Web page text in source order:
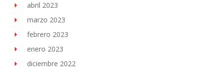
abril 2023
marzo 2023
febrero 2023
enero 2023
diciembre 2022